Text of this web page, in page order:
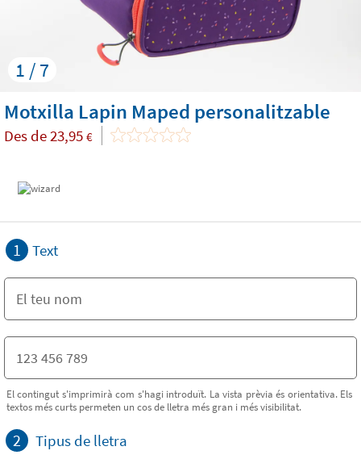
1 / 7
Motxilla Lapin Maped personalitzable
Des de23,95 €
1 Text
El contingut s'imprimirà com s'hagi introduït. La vista prèvia és orientativa. Els
textos més curts permeten un cos de lletra més gran i més visibilitat.
2 Tipus de lletra